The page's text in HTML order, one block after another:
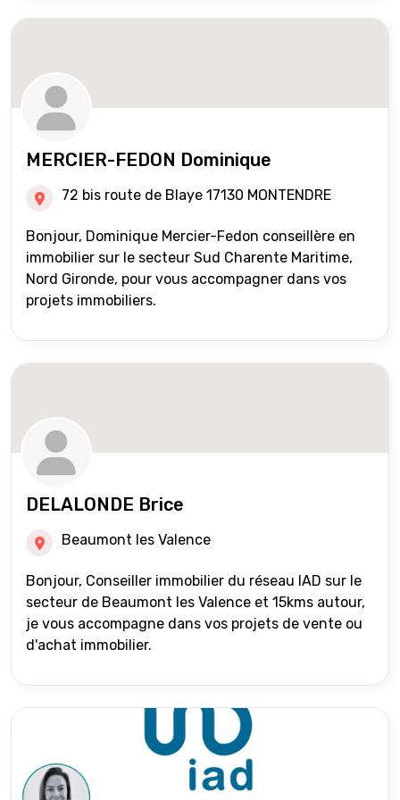
MERCIER-FEDON Dominique
72 bis route de Blaye 17130 MONTENDRE
Bonjour, Dominique Mercier-Fedon conseillère en
immobilier sur le secteur Sud Charente Maritime,
Nord Gironde, pour vous accompagner dans vos
projets immobiliers.
DELALONDE Brice
Beaumont les Valence
Bonjour, Conseiller immobilier du réseau IAD sur le
secteur de Beaumont les Valence et 15kms autour,
je vous accompagne dans vos projets de vente ou
d'achat immobilier.